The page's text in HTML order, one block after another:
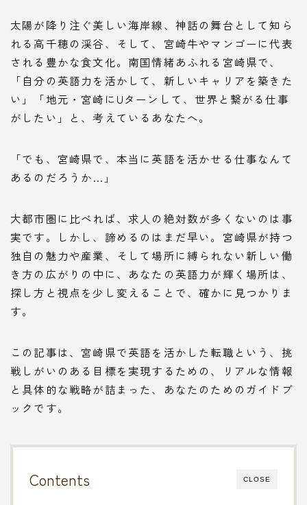
太陽が降り注ぐ美しい海岸線、神話の舞台として知ら
れる高千穂の渓谷、そして、宮崎牛やマンゴーに代表
される豊かな食文化。南国情緒あふれる宮崎県で、
「自分の英語力を活かして、新しいキャリアを築きた
い」「地元・宮崎にUターンして、世界と繋がる仕事
がしたい」と、考えているあなたへ。
「でも、宮崎県で、本当に英語を活かせる仕事なんて
あるのだろうか…」
大都市圏に比べれば、求人の絶対数が多くないのは事
実です。しかし、諦めるのはまだ早い。宮崎県が持つ
独自の魅力や産業、そして場所に縛られない新しい働
き方の広がりの中に、あなたの英語力が輝く場所は、
探し方と視点を少し変えることで、確かに見つかりま
す。
この記事は、宮崎県で英語を活かした転職という、挑
戦しがいのある目標を実現するための、リアルな情報
と具体的な戦略が詰まった、あなたのためのガイドブ
ックです。
CLOSE
Contents